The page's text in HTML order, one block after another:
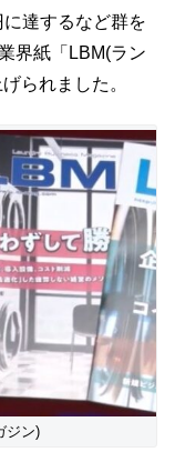
達するなど群を
界紙「LBM(ラン
られました。
ジン)